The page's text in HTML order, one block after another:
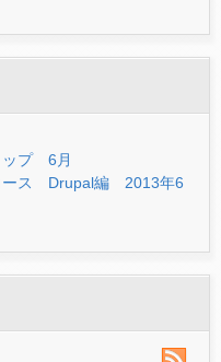
ップ 6月
ース Drupal編 2013年6